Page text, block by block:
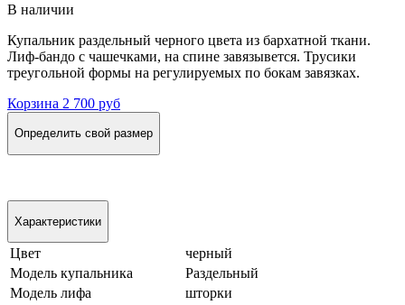
В наличии
Купальник раздельный черного цвета из бархатной ткани.
Лиф-бандо с чашечками, на спине завязывется. Трусики
треугольной формы на регулируемых по бокам завязках.
Корзина 2 700 руб
Определить свой размер
Характеристики
Цвет
черный
Модель купальника
Раздельный
Модель лифа
шторки